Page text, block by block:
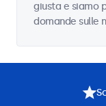
giusta e siamo
domande sulle